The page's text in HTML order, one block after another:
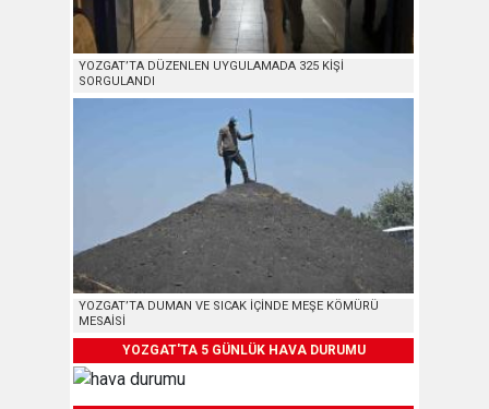
YOZGAT’TA DÜZENLEN UYGULAMADA 325 KİŞİ
SORGULANDI
YOZGAT’TA DUMAN VE SICAK İÇİNDE MEŞE KÖMÜRÜ
MESAİSİ
YOZGAT'TA 5 GÜNLÜK HAVA DURUMU